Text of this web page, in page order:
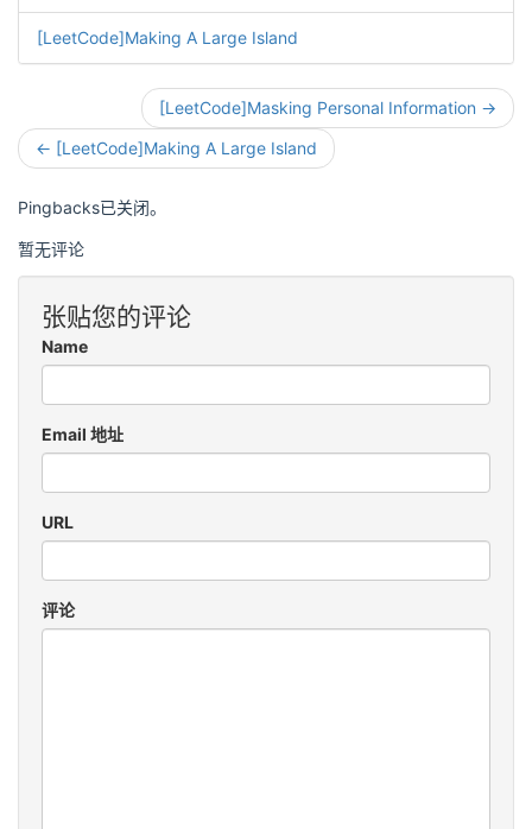
[LeetCode]Making A Large Island
[LeetCode]Masking Personal Information →
← [LeetCode]Making A Large Island
Pingbacks已关闭。
暂无评论
张贴您的评论
Name
Email 地址
URL
评论